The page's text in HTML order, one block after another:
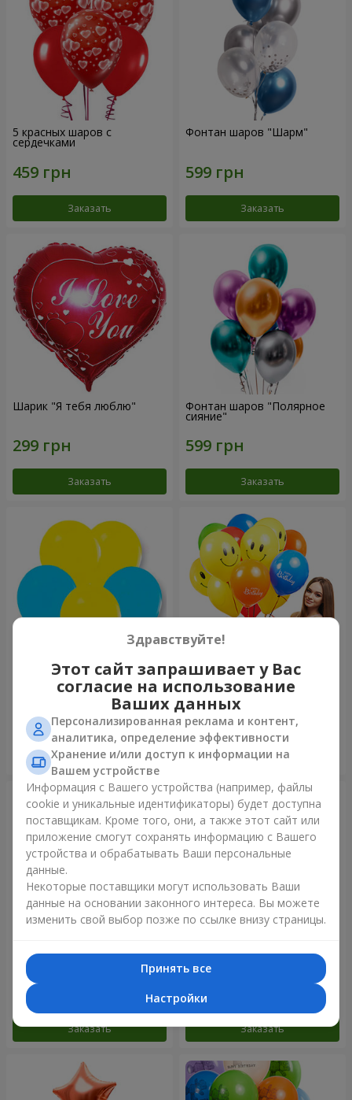
5 красных шаров с
сердечками
Заказать
Фонтан шаров "Шарм"
Заказать
Шарик "Я тебя люблю"
Заказать
Фонтан шаров "Полярное
сияние"
Заказать
Коллекция шаров "Украина"
Заказать
Коллекция шариков
"Веселый День Рождения" -
7 шариков
Заказать
Микс гелиевых шариков
"Поздравление!"
Заказать
Коллекция шариков
"Веселый День Рождения" -
3 шарика
Заказать
Здравствуйте!
Этот сайт запрашивает у Вас
согласие на использование
Ваших данных
Персонализированная реклама и контент,
аналитика, определение эффективности
Хранение и/или доступ к информации на
Вашем устройстве
Информация с Вашего устройства (например, файлы
cookie и уникальные идентификаторы) будет доступна
поставщикам. Кроме того, они, а также этот сайт или
приложение смогут сохранять информацию с Вашего
устройства и обрабатывать Ваши персональные
данные.
Некоторые поставщики могут использовать Ваши
данные на основании законного интереса. Вы можете
изменить свой выбор позже по ссылке внизу страницы.
Принять все
Настройки